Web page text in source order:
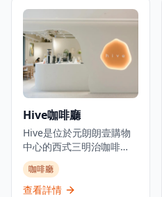
末人潮。從日出到日落，
他們提供坐下式早餐、午
餐和晚餐，專門提供新鮮
烘焙的意大利食品和海濱
用餐體驗。餐廳作為沉浸
式烘焙概念經營，名稱喚
起意大利語中的「麵包和
Hive咖啡廳
Hive是位於元朗朗壹購物
中心的西式三明治咖啡
店，是體驗健康飲食和優
質咖啡的理想去處。咖啡
廳專門提供咖啡、健康食
咖啡廳
查看詳情